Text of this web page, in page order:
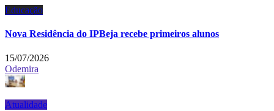
Educação
Nova Residência do IPBeja recebe primeiros alunos
15/07/2026
Odemira
Atualidade